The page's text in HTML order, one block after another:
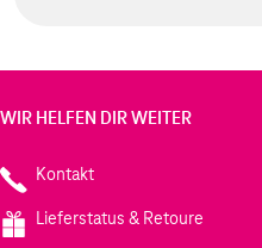
WIR HELFEN DIR WEITER
Kontakt
Lieferstatus & Retoure